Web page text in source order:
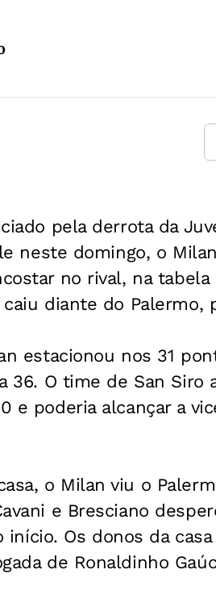
pela derrota da
neste domingo, o
no rival, na
diante do Palermo,
estacionou nos 31
36. O time de San
e poderia alcançar a
o Milan viu o
e Bresciano
Os donos da
de Ronaldinho